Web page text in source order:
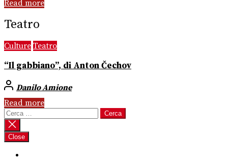
Read more
Teatro
Culture Teatro
“Il gabbiano”, di Anton Čechov
Danilo Amione
Read more
Ricerca
per:
Close